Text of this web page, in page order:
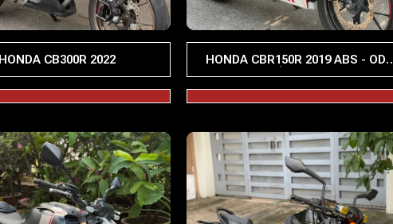
CB300R 2022
HONDA CBR150R 2019 ABS - ODO
LƯỚT 5000KM